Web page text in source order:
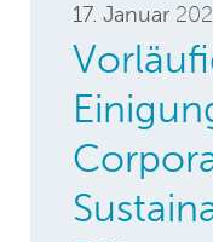
17. Januar